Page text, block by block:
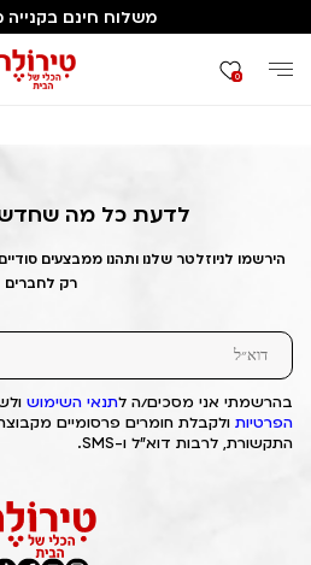
משלוח חינם בקנייה מעל
0
דף הבית 04/09 1744224118
לדעת כל מה שחדש,
הירשמו לניוזלטר שלנו ותהנו ממבצעים
רק לחברים
בהרשמתי אני מסכים/ה לתנאי השימוש
הפרטיות ולקבלת חומרים פרסומיים
התקשורת, לרבות דוא"ל ו-SMS.